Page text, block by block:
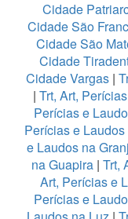
Cidade
Cidade São
Cidade São
Cidade
Cidade Vargas |
| Trt, Art,
Perícias e
Perícias e
e Laudos na
na Guapira| Trt,
Art, Perícias e
Perícias e